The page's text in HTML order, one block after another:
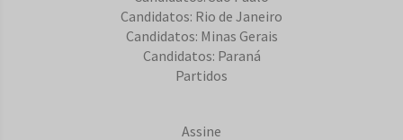
Candidatos: Rio de Janeiro
Candidatos: Minas Gerais
Candidatos: Paraná
Partidos
Assine